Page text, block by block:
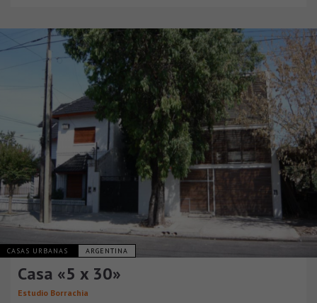
CASAS URBANAS ARGENTINA
Casa «5 x 30»
Estudio Borrachia